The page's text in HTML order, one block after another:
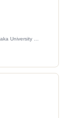
University …